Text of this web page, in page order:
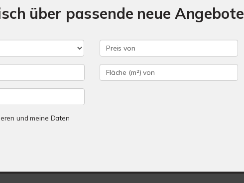
über passende neue Angebote
und meine Daten